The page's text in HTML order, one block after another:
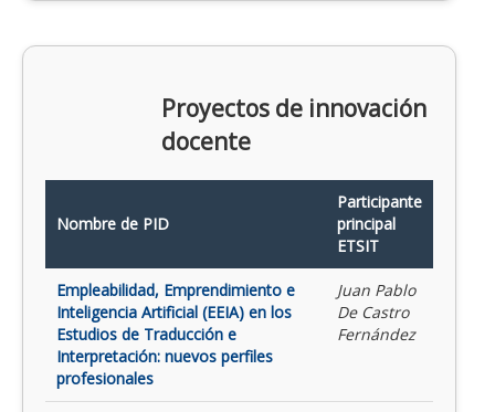
Proyectos de innovación
docente
Nombre de PID
Participante
principal
ETSIT
Empleabilidad, Emprendimiento e
Inteligencia Artificial (EEIA) en los
Estudios de Traducción e
Interpretación: nuevos perfiles
profesionales
Juan Pablo
De Castro
Fernández